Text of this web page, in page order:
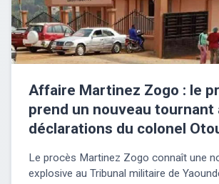
Affaire Martinez Zogo : le
prend un nouveau tournant
déclarations du colonel
Le procès Martinez Zogo connaît une
explosive au Tribunal militaire de